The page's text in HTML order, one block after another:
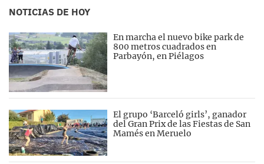
NOTICIAS DE HOY
En marcha el nuevo bike park de
800 metros cuadrados en
Parbayón, en Piélagos
El grupo ‘Barceló girls’, ganador
del Gran Prix de las Fiestas de San
Mamés en Meruelo